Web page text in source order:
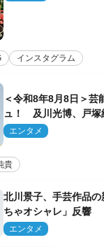
インスタグラム
＜令和8年8月8日＞芸
ュ！ 及川光博、戸塚
エンタメ
貴
北川景子、手芸作品
ちゃオシャレ」反響
エンタメ